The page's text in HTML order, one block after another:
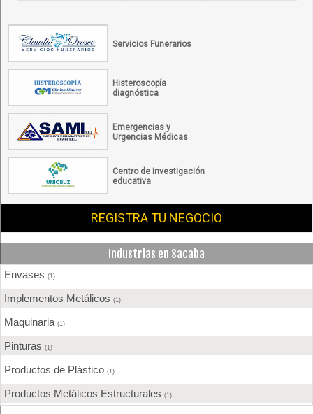
Servicios Funerarios
Histeroscopía
diagnóstica
Emergencias y
Urgencias Médicas
Centro de investigación
educativa
REGISTRA TU NEGOCIO
Industrias en Sacaba
Envases (1)
Implementos Metálicos (1)
Maquinaria (1)
Pinturas (1)
Productos de Plástico (1)
Productos Metálicos Estructurales (1)